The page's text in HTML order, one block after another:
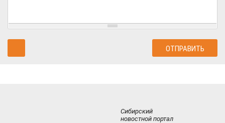
Сибирский
новостной портал